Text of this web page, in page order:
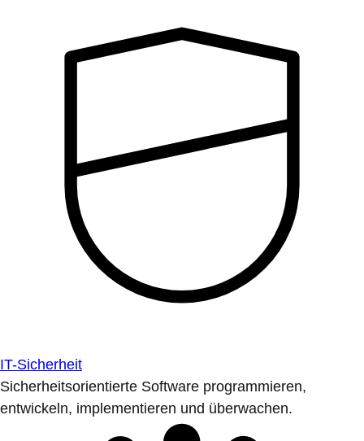
IT-Sicherheit
Sicherheitsorientierte Software programmieren,
entwickeln, implementieren und überwachen.